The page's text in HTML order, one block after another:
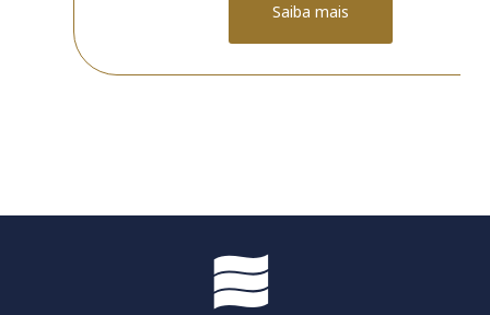
Saiba mais